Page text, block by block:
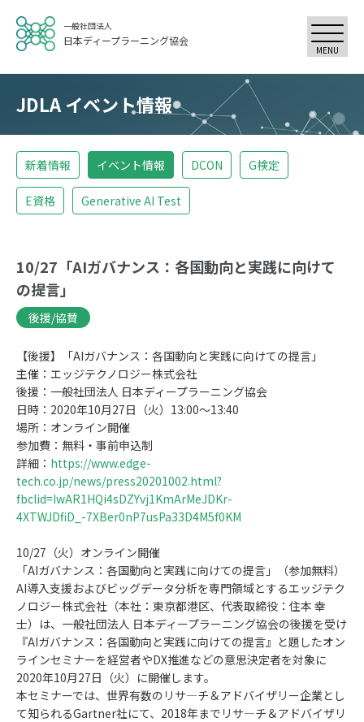
一般社団法人
日本ディープラーニング協会
MENU
JDLA イベント情報
新着情報 イベント情報 DCON G検定
E資格 Generative AI Test
10/27「AIガバナンス：各国動向と実践に向けて
の提言」
後援/協賛
【後援】「AIガバナンス：各国動向と実践に向けての提言」
主催：エッジテクノロジー株式会社
後援：一般社団法人 日本ディープラーニング協会
日時：2020年10月27日（火）13:00～13:40
場所：オンライン開催
参加費：無料・事前申込制
詳細： https://www.edge-
tech.co.jp/news/press20201002.html?
fbclid=IwAR1HQi4sDZYvj1KmArMeJDKr-
4XTWJDfiD_-7XBer0nP7usPa33D4M5f0KM
10/27（火）オンライン開催
「AIガバナンス：各国動向と実践に向けての提言」（参加無料）
AI導入支援およびビッグデータ分析を専門領域とするエッジテク
ノロジー株式会社（本社：東京都港区、代表取締役：住本 幸
士）は、一般社団法人 日本ディープラーニング協会の後援を受け
『AIガバナンス：各国動向と実践に向けての提言』と題したオン
ラインセミナーを経営者やDX推進などの意思決定者を対象に
2020年10月27日（火）に開催します。
本セミナーでは、世界有数のリサ―チ＆アドバイザリー企業とし
て知られるGartner社にて、2018年までリサ―チ＆アドバイザリ